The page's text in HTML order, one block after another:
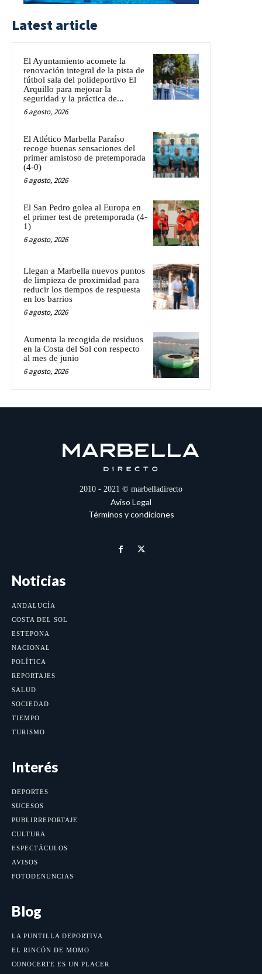
Latest article
El Ayuntamiento acomete la
renovación integral de la pista de
fútbol sala del polideportivo El
Arquillo para mejorar la
seguridad y la práctica de...
6 agosto, 2026
El Atlético Marbella Paraíso
recoge buenas sensaciones del
primer amistoso de pretemporada
(4-0)
6 agosto, 2026
El San Pedro golea al Europa en
el primer test de pretemporada (4-
1)
6 agosto, 2026
Llegan a Marbella nuevos puntos
de limpieza de proximidad para
reducir los tiempos de respuesta
en los barrios
6 agosto, 2026
Aumenta la recogida de residuos
en la Costa del Sol con respecto
al mes de junio
6 agosto, 2026
2010 - 2021 © marbelladirecto
Aviso Legal
Términos y condiciones
Noticias
ANDALUCÍA
COSTA DEL SOL
ESTEPONA
NACIONAL
POLÍTICA
REPORTAJES
SALUD
SOCIEDAD
TIEMPO
TURISMO
Interés
DEPORTES
SUCESOS
PUBLIRREPORTAJE
CULTURA
ESPECTÁCULOS
AVISOS
FOTODENUNCIAS
Blog
LA PUNTILLA DEPORTIVA
EL RINCÓN DE MOMO
CONOCERTE ES UN PLACER